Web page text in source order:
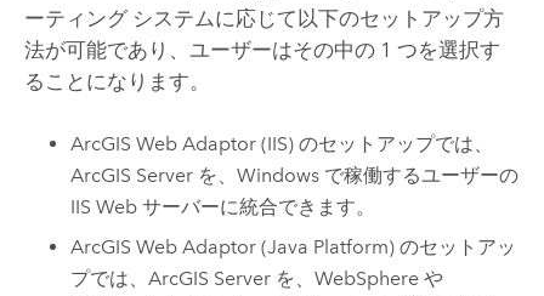
ーティング システムに応じて以下のセットアップ方
法が可能であり、ユーザーはその中の 1 つを選択す
ることになります。
ArcGIS Web Adaptor (IIS) のセットアップでは、
ArcGIS Server を、Windows で稼働するユーザーの
IIS Web サーバーに統合できます。
ArcGIS Web Adaptor (Java Platform) のセットアッ
プでは、ArcGIS Server を、WebSphere や